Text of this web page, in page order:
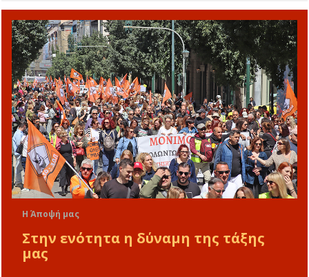
Η Άποψή μας
Στην ενότητα η δύναμη της τάξης
μας